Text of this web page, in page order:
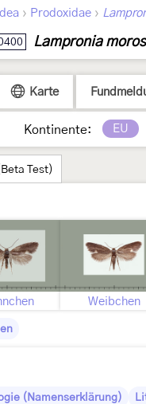
› Prodoxidae ›
Lampronia
Karte
Kontinente: EU
Test)
Weibchen
(Namenserklärung)